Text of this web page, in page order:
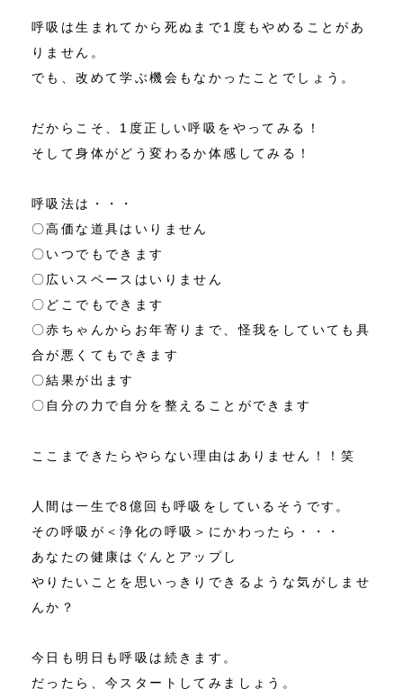
呼吸は生まれてから死ぬまで1度もやめることがあ
りません。
でも、改めて学ぶ機会もなかったことでしょう。
だからこそ、1度正しい呼吸をやってみる！
そして身体がどう変わるか体感してみる！
呼吸法は・・・
〇高価な道具はいりません
〇いつでもできます
〇広いスペースはいりません
〇どこでもできます
〇赤ちゃんからお年寄りまで、怪我をしていても具
合が悪くてもできます
〇結果が出ます
〇自分の力で自分を整えることができます
ここまできたらやらない理由はありません！！笑
人間は一生で8億回も呼吸をしているそうです。
その呼吸が＜浄化の呼吸＞にかわったら・・・
あなたの健康はぐんとアップし
やりたいことを思いっきりできるような気がしませ
んか？
今日も明日も呼吸は続きます。
だったら、今スタートしてみましょう。